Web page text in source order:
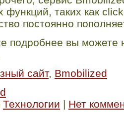
функций, таких как click
постоянно
подробнее вы
сайт, Bmobilized
Технологии | Нет